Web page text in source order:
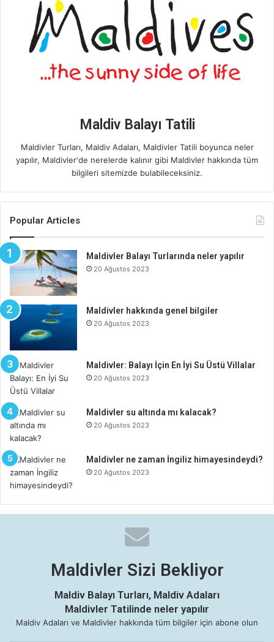
Maldiv Balayı Tatili
Maldivler Turları, Maldiv Adaları, Maldivler Tatili boyunca neler
yapılır, Maldivler'de nerelerde kalınır gibi Maldivler hakkında tüm
bilgileri sitemizde bulabileceksiniz.
Popular Articles
Maldivler Balayı Turlarında neler yapılır
20 Ağustos 2023
Maldivler hakkında genel bilgiler
20 Ağustos 2023
Maldivler: Balayı İçin En İyi Su Üstü Villalar
20 Ağustos 2023
Maldivler su altında mı kalacak?
20 Ağustos 2023
Maldivler ne zaman İngiliz himayesindeydi?
20 Ağustos 2023
Maldivler Sizi Bekliyor
Maldiv Balayı Turları, Maldiv Adaları
Maldivler Tatilinde neler yapılır
Maldiv Adaları ve Maldivler hakkında tüm bilgiler için abone olun